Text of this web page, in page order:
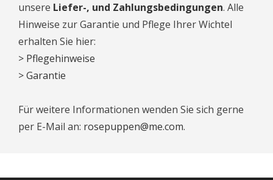
unsere Liefer-, und Zahlungsbedingungen. Alle
Hinweise zur Garantie und Pflege Ihrer Wichtel
erhalten Sie hier:
> Pflegehinweise
> Garantie
Für weitere Informationen wenden Sie sich gerne
per E-Mail an: rosepuppen@me.com.